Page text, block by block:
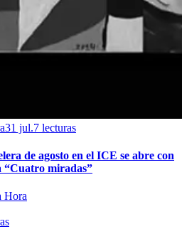
31 jul.7 lecturas
de agosto en el ICE se abre con
“Cuatro miradas”
Hora